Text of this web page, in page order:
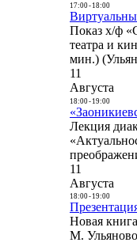
17:00- 18:00
Показ х/ф
театра и
мин.)
11
Августа
18:00- 19:00
Лекция
11
Августа
18:00- 19:00
Новая
М.